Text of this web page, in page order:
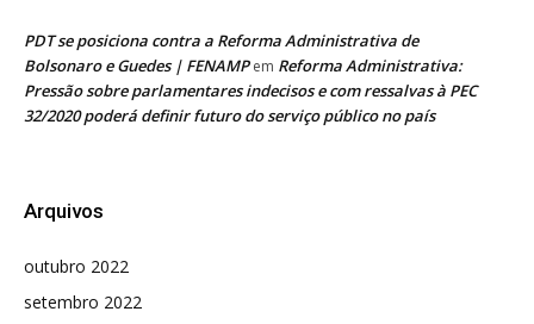
PDT se posiciona contra a Reforma Administrativa de
Bolsonaro e Guedes | FENAMPem Reforma Administrativa:
Pressão sobre parlamentares indecisos e com ressalvas à PEC
32/2020 poderá definir futuro do serviço público no país
Arquivos
outubro 2022
setembro 2022